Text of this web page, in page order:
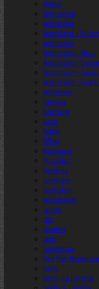
Almere
Amstelveen
Amersfoort
Amersfoort –
Amsterdam
Amsterdam – IJburg
Amsterdam – Osdorp
Amsterdam – Zuidas
Amsterdam – Zuid
Antwerpen
Bangkok
Barcelona
Basel
Berlijn
Bilbao
Boedapest
Düsseldorf
Hamburg
Groningen
Hoofddorp
Kopenhagen
Leuven
Lille
Lissabon
Lyon
Luxemburg
New York,
Parijs
Parijs – La Défense